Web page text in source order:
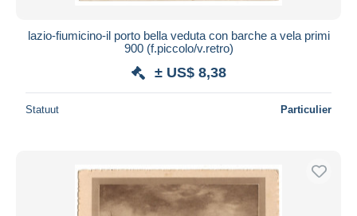
lazio-fiumicino-il porto bella veduta con barche a vela primi
900 (f.piccolo/v.retro)
± US$ 8,38
Statuut Particulier